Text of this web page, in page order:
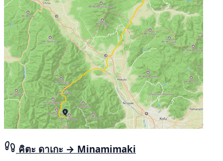
คิตะ ดาเกะ → Minamimaki